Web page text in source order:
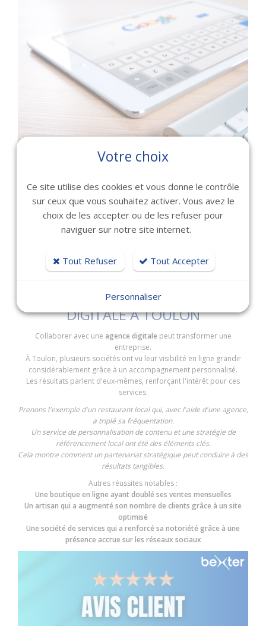
ÉTUDES DE CAS : SUCCÈS
D'ENTREPRISES LOCALES
ACCOMPAGNÉES PAR UNE AGENCE
DIGITALE À TOULON
Collaborer avec une agence digitale peut transformer une
entreprise.
À Toulon, plusieurs sociétés ont vu leur visibilité en ligne grandir
considérablement grâce à un accompagnement personnalisé.
Les résultats parlent d'eux-mêmes, renforçant l'intérêt pour ces
services.
Prenons l'exemple d'un restaurant local qui, avec l'aide d'une agence,
a triplé sa fréquentation.
Un service de personnalisation de contenu et une stratégie de
référencement local ont été des éléments clés.
Cela montre comment un partenariat stratégique peut conduire à des
résultats tangibles.
Autres réussites notables :
Une boutique en ligne ayant doublé ses ventes mensuelles
Un artisan qui a augmenté son nombre de clients grâce à un site
optimisé
Une société de services qui a renforcé sa notoriété grâce à une
présence accrue sur les réseaux sociaux
Votre choix
Ce site utilise des cookies et vous donne le contrôle
sur ceux que vous souhaitez activer. Vous avez le
choix de les accepter ou de les refuser pour
naviguer sur notre site internet.
Tout Refuser Tout Accepter
Personnaliser